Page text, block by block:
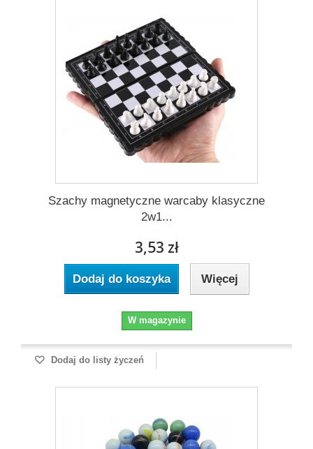
Szachy magnetyczne warcaby klasyczne
2w1...
3,53 zł
Dodaj do koszyka Więcej
W magazynie
Dodaj do listy życzeń